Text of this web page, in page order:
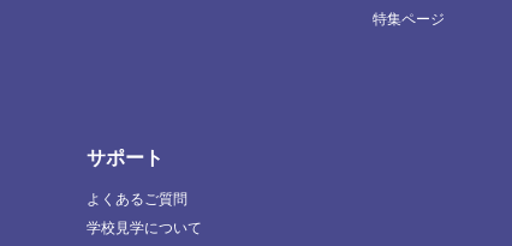
特集ページ
サポート
よくあるご質問
学校見学について